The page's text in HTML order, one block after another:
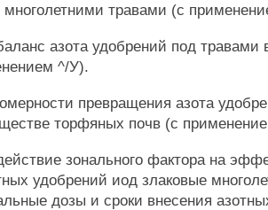
многолетними травами (с
азота удобрений под травами
^/У).
превращения азота
торфяных почв (с
зонального фактора на
удобрений иод злаковые
дозы и сроки внесения